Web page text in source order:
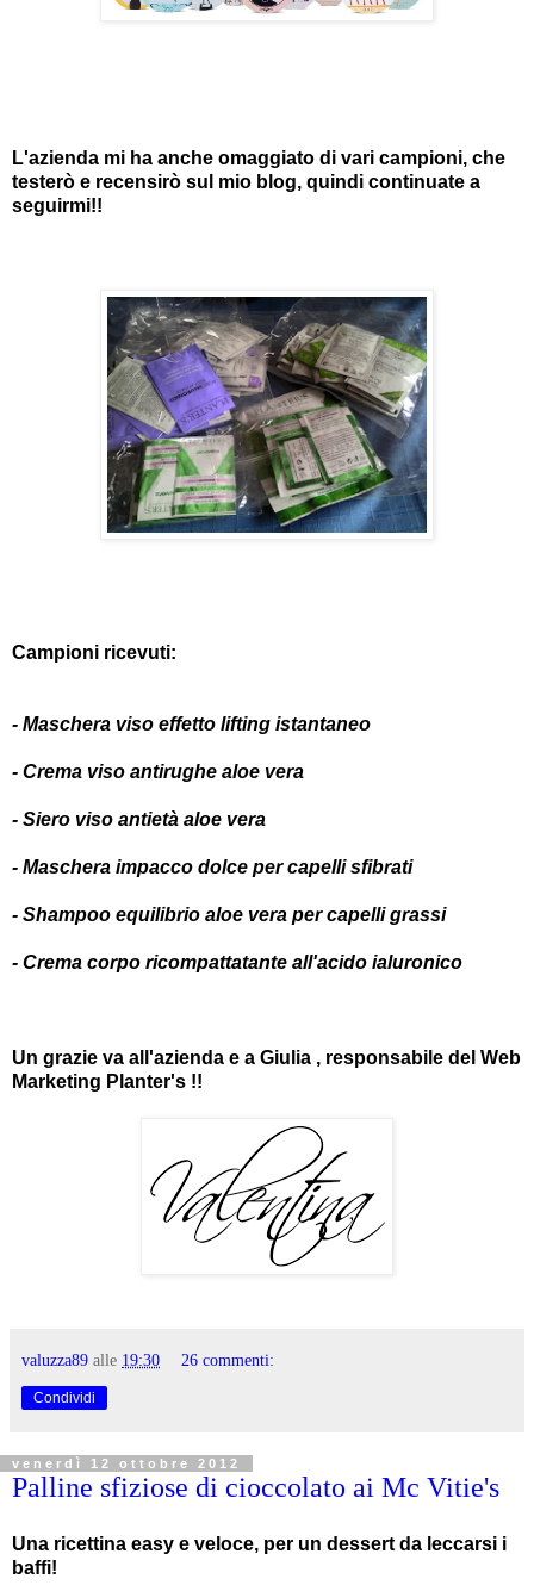
L'azienda mi ha anche omaggiato di vari campioni, che
testerò e recensirò sul mio blog, quindi continuate a
seguirmi!!
Campioni ricevuti:
- Maschera viso effetto lifting istantaneo
- Crema viso antirughe aloe vera
- Siero viso antietà aloe vera
- Maschera impacco dolce per capelli sfibrati
- Shampoo equilibrio aloe vera per capelli grassi
- Crema corpo ricompattatante all'acido ialuronico
Un grazie va all'azienda e a Giulia , responsabile del Web
Marketing Planter's !!
valuzza89 alle 19:30 26 commenti:
Condividi
venerdì 12 ottobre 2012
Palline sfiziose di cioccolato ai Mc Vitie's
Una ricettina easy e veloce, per un dessert da leccarsi i
baffi!